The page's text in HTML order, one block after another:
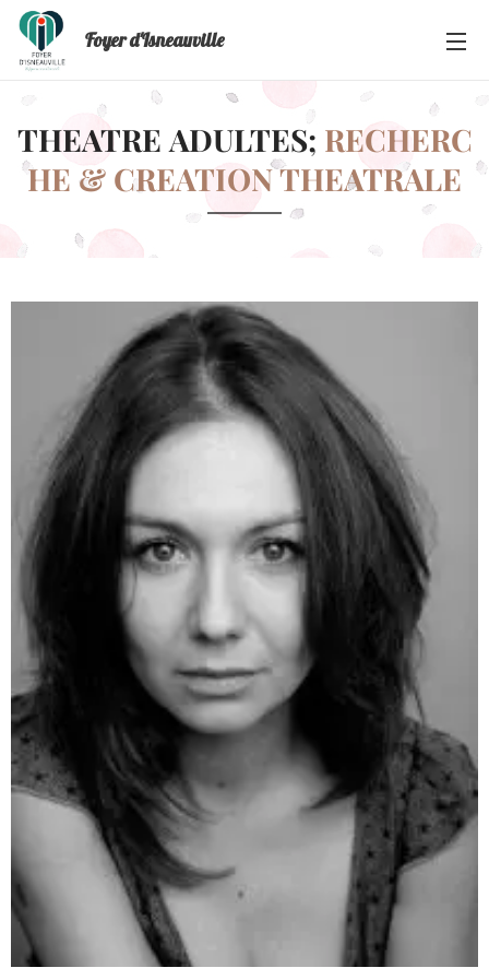
Foyer d'Isneauville
THEATRE ADULTES; RECHERC
HE & CREATION THEATRALE